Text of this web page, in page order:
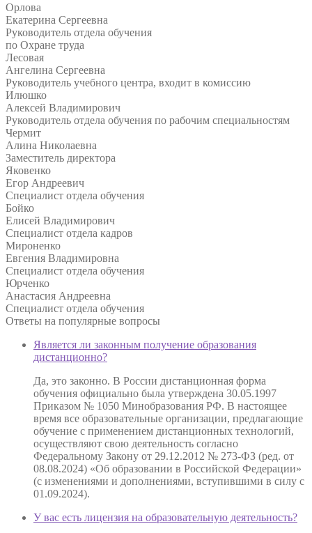
Орлова
Екатерина Сергеевна
Руководитель отдела обучения
по Охране труда
Лесовая
Ангелина Сергеевна
Руководитель учебного центра, входит в комиссию
Илюшко
Алексей Владимирович
Руководитель отдела обучения по рабочим специальностям
Чермит
Алина Николаевна
Заместитель директора
Яковенко
Егор Андреевич
Специалист отдела обучения
Бойко
Елисей Владимирович
Специалист отдела кадров
Мироненко
Евгения Владимировна
Специалист отдела обучения
Юрченко
Анастасия Андреевна
Специалист отдела обучения
Ответы на популярные вопросы
Является ли законным получение образования
дистанционно?
Да, это законно. В России дистанционная форма
обучения официально была утверждена 30.05.1997
Приказом № 1050 Минобразования РФ. В настоящее
время все образовательные организации, предлагающие
обучение с применением дистанционных технологий,
осуществляют свою деятельность согласно
Федеральному Закону от 29.12.2012 № 273-ФЗ (ред. от
08.08.2024) «Об образовании в Российской Федерации»
(с изменениями и дополнениями, вступившими в силу с
01.09.2024).
У вас есть лицензия на образовательную деятельность?